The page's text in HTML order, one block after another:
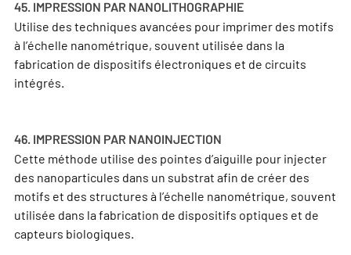
45. IMPRESSION PAR NANOLITHOGRAPHIE
Utilise des techniques avancées pour imprimer des motifs
à l’échelle nanométrique, souvent utilisée dans la
fabrication de dispositifs électroniques et de circuits
intégrés.
46. IMPRESSION PAR NANOINJECTION
Cette méthode utilise des pointes d’aiguille pour injecter
des nanoparticules dans un substrat afin de créer des
motifs et des structures à l’échelle nanométrique, souvent
utilisée dans la fabrication de dispositifs optiques et de
capteurs biologiques.